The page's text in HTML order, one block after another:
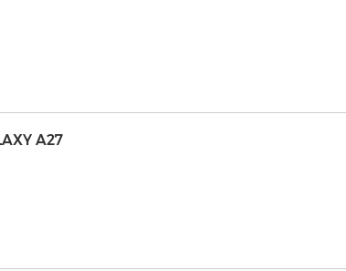
A27